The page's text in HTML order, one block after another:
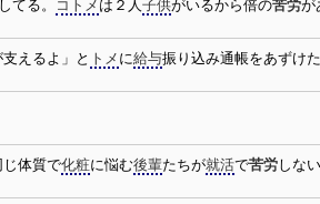
てる。 コトメ は２人子供がいるから倍の苦労が
支えるよ」と トメ に給与振り込み通帳をあずけ
体質で化粧に悩む後輩たちが就活で苦労しな